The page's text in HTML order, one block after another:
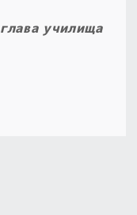
училища